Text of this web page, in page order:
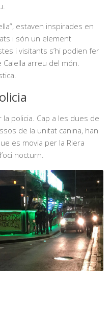
estaven inspirades en
i són un element
i visitants s’hi podien fer
arreu del món.
policia. Cap a les dues de
de la unitat canina, han
es movia per la Riera
nocturn.